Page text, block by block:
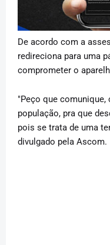
De acordo com a
redireciona para uma
comprometer o
"Peço que
população, pra que
pois se trata de uma
divulgado pela Ascom.